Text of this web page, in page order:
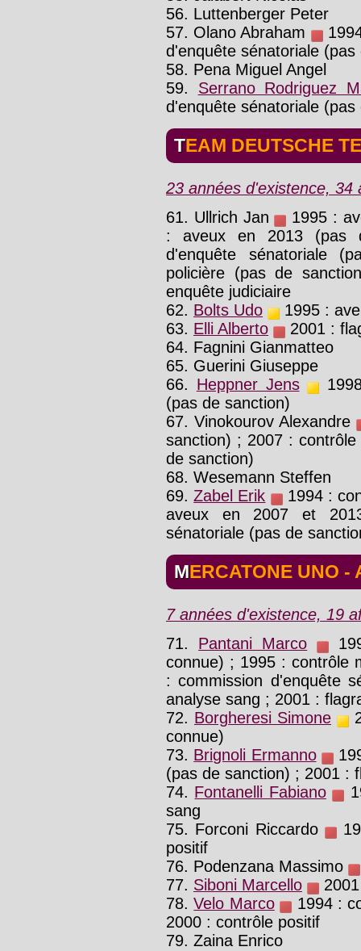
56. Luttenberger Peter
57. Olano Abraham
d'enquête sénatoriale (pas
58. Pena Miguel Angel
59. Serrano Rodriguez
d'enquête sénatoriale (pas
TEAM DEUTSCHE
23 années d'existence,
61. Ullrich Jan
1995 :
: aveux en 2013 (pas
d'enquête sénatoriale
policière (pas de
enquête judiciaire
62. Bolts Udo
1995 :
63. Elli Alberto
2001 :
64. Fagnini Gianmatteo
65. Guerini Giuseppe
66. Heppner Jens
(pas de sanction)
67. Vinokourov Alexandre
sanction) ; 2007 :
de sanction)
68. Wesemann Steffen
69.Zabel Erik
1994 :
aveux en 2007 et
sénatoriale (pas de
MERCATONE UNO
7 années d'existence, 19
71. Pantani Marco
connue) ; 1995 : contrôle
: commission d'enquête
analyse sang ; 2001 :
72. Borgheresi Simone
connue)
73. Brignoli Ermanno
(pas de sanction) ; 2001 :
74. Fontanelli Fabiano
sang
75. Forconi Riccardo
positif
76. Podenzana Massimo
77. Siboni Marcello
78.Velo Marco
1994 :
2000 : contrôle positif
79. Zaina Enrico